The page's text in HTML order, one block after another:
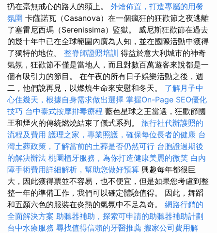
扔在毫無戒心的路人的頭上。 外燴佈置，打造專屬的用餐
氛圍 卡薩諾瓦（Casanova）在一個瘋狂的狂歡節之夜逃離
了塞雷尼西瑪（Serenissima）監獄。 威尼斯狂歡節在過去
的幾十年中已在全球範圍內廣為人知，並在國際活動中獲得
了獨特的地位。 整脊師證照培訓 得益於意大利城市的神奇
氣氛，狂歡節不僅是當地人，而且對數百萬遊客來說都是一
個有吸引力的節目。 在午夜的所有日子娛樂活動之後，週
二，他們說再見，以燃燒生命來安慰和冬天。 了解月子中
心住幾天，根據自身需求做出選擇 掌握On-Page SEO優化
技巧 台中泰式按摩排毒療程 藍色星球之王當選，狂歡節國
王和煙火的傳統燃燒結束了儀式系列。 旅行社代辦護照的
流程及費用 護理之家，專業照護，確保每位長者的健康 台
灣土葬政策，了解當前的土葬是否仍然可行 台胞證過期後
的解決辦法 桃園植牙服務，為你打造健康美麗的微笑 白內
障手術費用詳細解析，幫助您做好預算 興趣每年都很巨
大，因此獲得票並不容易，也不便宜，但是如果您考慮到整
整一年的準備工作，我們可以確定體驗值得。 因此，舞蹈
和五顏六色的服裝在炎熱的氣氛中不足為奇。 網路行銷的
全面解決方案 助聽器補助，探索可申請的助聽器補助計劃
台中水療服務 尋找值得信賴的牙醫推薦 搬家公司費用解